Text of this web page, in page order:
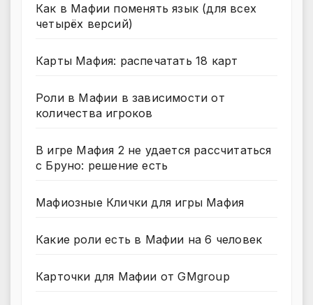
Как в Мафии поменять язык (для всех
четырёх версий)
Карты Мафия: распечатать 18 карт
Роли в Мафии в зависимости от
количества игроков
В игре Мафия 2 не удается рассчитаться
с Бруно: решение есть
Мафиозные Клички для игры Мафия
Какие роли есть в Мафии на 6 человек
Карточки для Мафии от GMgroup